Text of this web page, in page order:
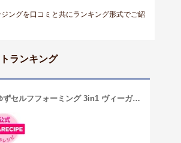
ングを口コミと共にランキング形式でご紹
ランキング
LALARECIPE公式 [国内発送]【GIFT付・3本セット】VEGAN ゆずセルフフォーミング 3in1 ヴィーガン クレンザー 200ml ララレシピ クレンジングオイル+スクラブ + バブルフォームクレンザー 韓国コスメ